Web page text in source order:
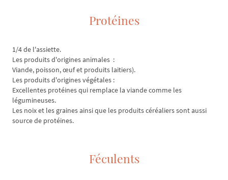
Protéines
1/4 de l'assiette.
Les produits d'origines animales :
Viande, poisson, œuf et produits laitiers).
Les produits d'origines végétales :
Excellentes protéines qui remplace la viande comme les
légumineuses.
Les noix et les graines ainsi que les produits céréaliers sont aussi
source de protéines.
Féculents